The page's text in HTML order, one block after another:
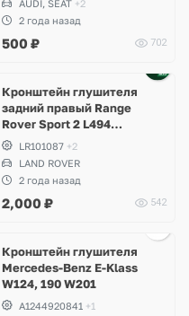
Yeti, Seat Altea, Leon
AUDI, SEAT +2
2 года назад
500 ₽ 702
Кронштейн глушителя
задний правый Range
Rover Sport 2 L494
рестайлинг
LR101087 +2
LAND ROVER
2 года назад
2,000 ₽ 542
Кронштейн глушителя
Mercedes-Benz E-Klass
W124, 190 W201
A1244920841 +1